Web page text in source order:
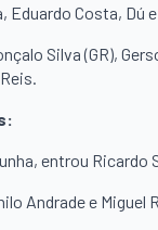
Eduardo Costa, Dú e
Silva (GR),
entrou Ricardo
Andrade e